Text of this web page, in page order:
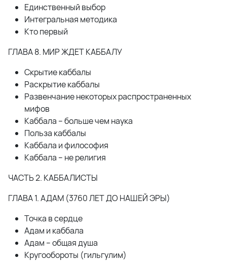
Единственный выбор
Интегральная методика
Кто первый
ГЛАВА 8. МИР ЖДЕТ КАББАЛУ
Скрытие каббалы
Раскрытие каббалы
Развенчание некоторых распространенных
мифов
Каббала – больше чем наука
Польза каббалы
Каббала и философия
Каббала – не религия
ЧАСТЬ 2. КАББАЛИСТЫ
ГЛАВА 1. АДАМ (3760 ЛЕТ ДО НАШЕЙ ЭРЫ)
Точка в сердце
Адам и каббала
Адам – общая душа
Кругообороты (гильгулим)